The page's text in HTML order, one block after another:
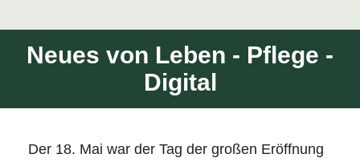
Neues von Leben - Pflege -
Digital
Der 18. Mai war der Tag der großen Eröffnung